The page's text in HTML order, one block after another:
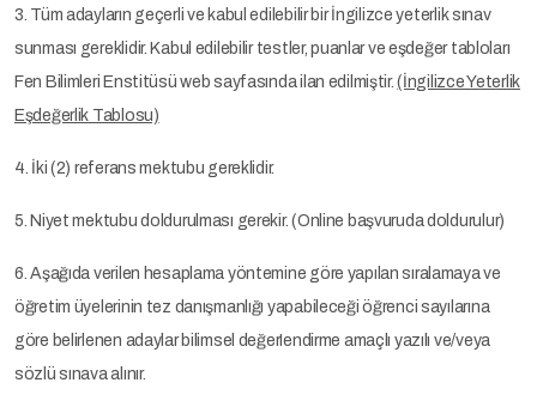
3. Tüm adayların geçerli ve kabul edilebilir bir İngilizce yeterlik sınav
sunması gereklidir. Kabul edilebilir testler, puanlar ve eşdeğer tabloları
Fen Bilimleri Enstitüsü web sayfasında ilan edilmiştir.(İngilizce Yeterlik
Eşdeğerlik Tablosu)
4. İki (2) referans mektubu gereklidir.
5. Niyet mektubu doldurulması gerekir. (Online başvuruda doldurulur)
6. Aşağıda verilen hesaplama yöntemine göre yapılan sıralamaya ve
öğretim üyelerinin tez danışmanlığı yapabileceği öğrenci sayılarına
göre belirlenen adaylar bilimsel değerIendirme amaçlı yazılı ve/veya
sözlü sınava alınır.